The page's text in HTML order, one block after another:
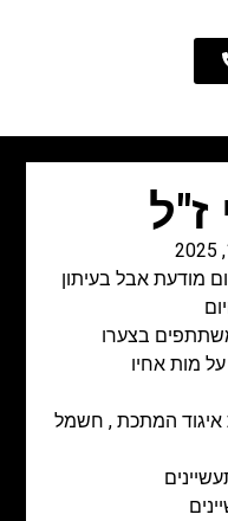
ז"ל
מודעת אבל בעיתון
בצערו
על מות אחיו
איגוד המתכת , חשמל